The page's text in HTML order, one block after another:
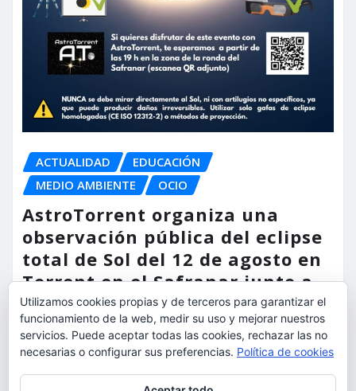
ACTUALIDAD
EDUCACIÓN
MEDIO AMBIENTE
OCIO
AstroTorrent organiza una
observación pública del eclipse
total de Sol del 12 de agosto en
Torrent en el Safranar junto a
las vías del AVE
torrent al dia Ago 5, 2026
Utilizamos cookies propias y de terceros para garantizar el
funcionamiento de la web, medir su uso y mejorar nuestros
servicios. Puede aceptar todas las cookies, rechazar las no
necesarias o configurar sus preferencias. Política de cookies